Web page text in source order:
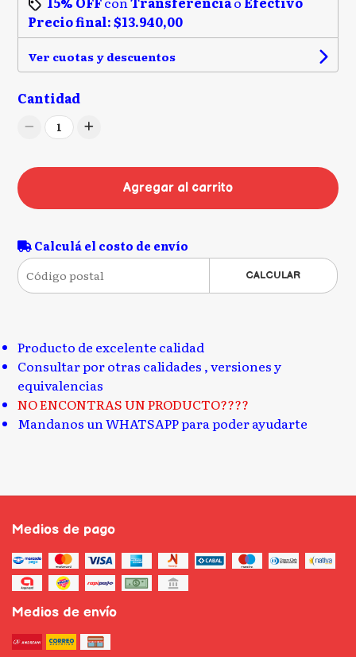
Precio final:$13.940,00
Ver cuotas y descuentos
Cantidad
1
Agregar al carrito
Calculá el costo de envío
CALCULAR
Producto de excelente calidad
Consultar por otras calidades , versiones y
equivalencias
NO ENCONTRAS UN PRODUCTO????
Mandanos un WHATSAPP para poder ayudarte
Medios de pago
Medios de envío